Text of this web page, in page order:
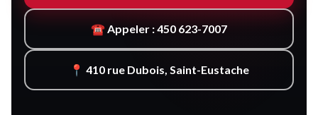
☎ Appeler : 450 623-7007
📍 410 rue Dubois, Saint-Eustache